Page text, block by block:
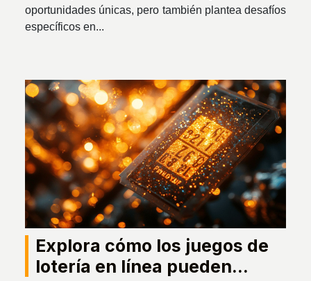
oportunidades únicas, pero también plantea desafíos
específicos en...
Explora cómo los juegos de
lotería en línea pueden